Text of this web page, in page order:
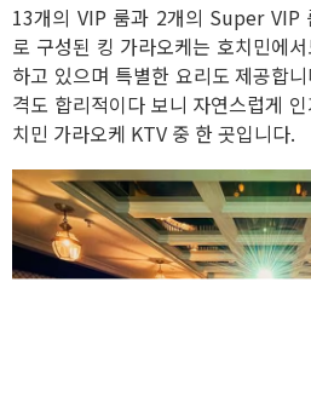
13개의 VIP 룸과 2개의 Super VIP
로 구성된 킹 가라오케는 호치민에
하고 있으며 특별한 요리도 제공합
격도 합리적이다 보니 자연스럽게
치민 가라오케 KTV 중 한 곳입니다.